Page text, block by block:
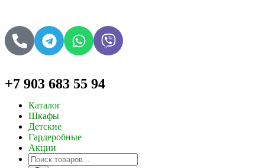
+7 903 683 55 94
Каталог
Шкафы
Детские
Гардеробные
Акции